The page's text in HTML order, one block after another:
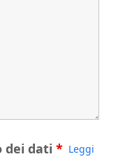
dei dati* Leggi